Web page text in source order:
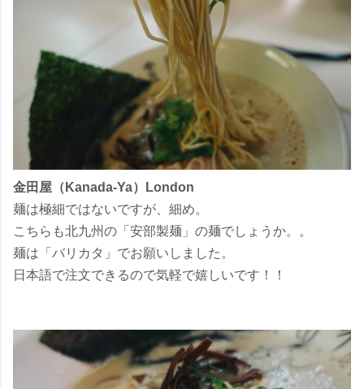
金田屋（Kanada-Ya）London
麺は極細ではないですが、細め。
こちらも北九州の「安部製麺」の麺でしょうか。。
麺は「バリカタ」でお願いしました。
日本語で注文できるので気軽で嬉しいです！！